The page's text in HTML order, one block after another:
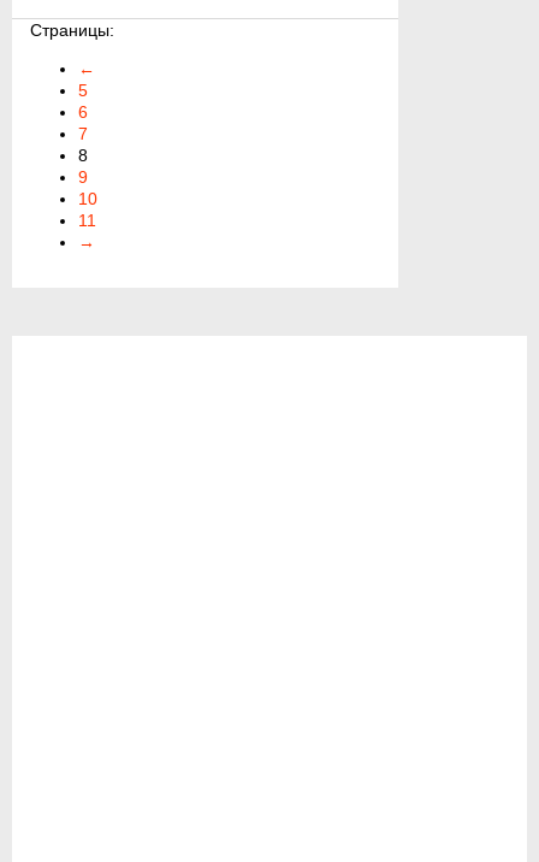
Страницы:
←
5
6
7
8
9
10
11
→